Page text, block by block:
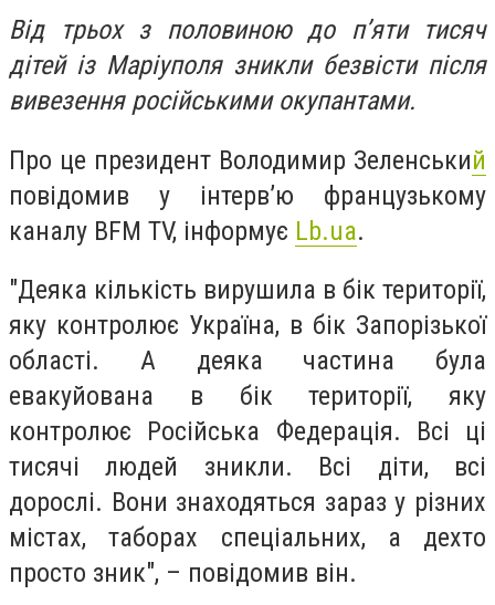
Від трьох з половиною до пʼяти тисяч
дітей із Маріуполя зникли безвісти після
вивезення російськими окупантами.
Про це президент Володимир Зеленський
повідомив у інтервʼю французькому
каналу BFM TV, інформує Lb.ua.
"Деяка кількість вирушила в бік території,
яку контролює Україна, в бік Запорізької
області. А деяка частина була
евакуйована в бік території, яку
контролює Російська Федерація. Всі ці
тисячі людей зникли. Всі діти, всі
дорослі. Вони знаходяться зараз у різних
містах, таборах спеціальних, а дехто
просто зник", – повідомив він.